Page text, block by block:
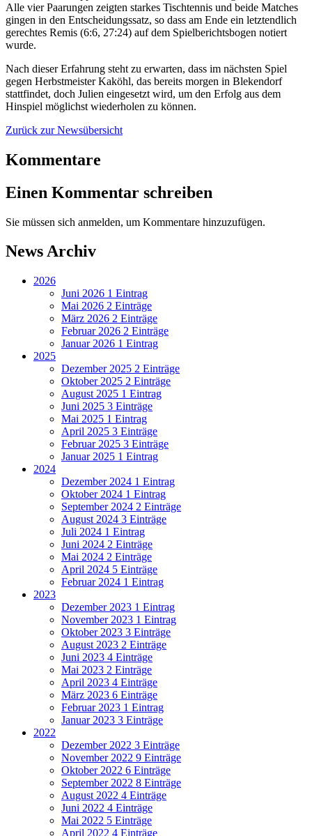
Alle vier Paarungen zeigten starkes Tischtennis und beide Matches
gingen in den Entscheidungssatz, so dass am Ende ein letztendlich
gerechtes Remis (6:6, 27:24) auf dem Spielberichtsbogen notiert
wurde.
Nach dieser Erfahrung steht zu erwarten, dass im nächsten Spiel
gegen Herbstmeister Kaköhl, das bereits morgen in Blekendorf
stattfindet, doch Julien eingesetzt wird, um den Erfolg aus dem
Hinspiel möglichst wiederholen zu können.
Zurück zur Newsübersicht
Kommentare
Einen Kommentar schreiben
Sie müssen sich anmelden, um Kommentare hinzuzufügen.
News Archiv
2026
Juni 2026 1 Eintrag
Mai 2026 2 Einträge
März 2026 2 Einträge
Februar 2026 2 Einträge
Januar 2026 1 Eintrag
2025
Dezember 2025 2 Einträge
Oktober 2025 2 Einträge
August 2025 1 Eintrag
Juni 2025 3 Einträge
Mai 2025 1 Eintrag
April 2025 3 Einträge
Februar 2025 3 Einträge
Januar 2025 1 Eintrag
2024
Dezember 2024 1 Eintrag
Oktober 2024 1 Eintrag
September 2024 2 Einträge
August 2024 3 Einträge
Juli 2024 1 Eintrag
Juni 2024 2 Einträge
Mai 2024 2 Einträge
April 2024 5 Einträge
Februar 2024 1 Eintrag
2023
Dezember 2023 1 Eintrag
November 2023 1 Eintrag
Oktober 2023 3 Einträge
August 2023 2 Einträge
Juni 2023 4 Einträge
Mai 2023 2 Einträge
April 2023 4 Einträge
März 2023 6 Einträge
Februar 2023 1 Eintrag
Januar 2023 3 Einträge
2022
Dezember 2022 3 Einträge
November 2022 9 Einträge
Oktober 2022 6 Einträge
September 2022 8 Einträge
August 2022 4 Einträge
Juni 2022 4 Einträge
Mai 2022 5 Einträge
April 2022 4 Einträge